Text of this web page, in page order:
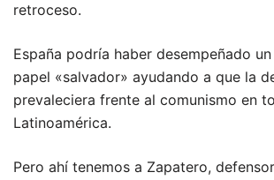
retroceso.
España podría haber desempeñado
papel «salvador» ayudando a que la
prevaleciera frente al comunismo en
Latinoamérica.
Pero ahí tenemos a Zapatero,